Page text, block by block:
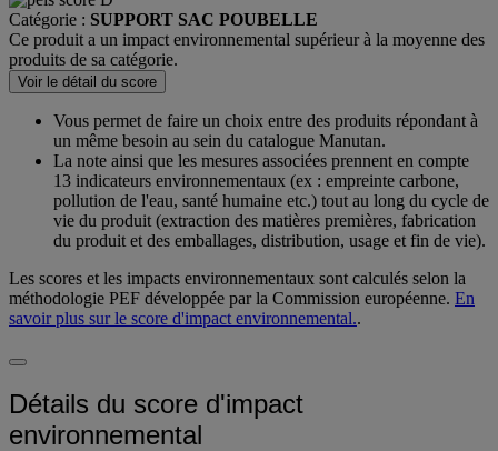
Catégorie : SUPPORT SAC POUBELLE
Ce produit a un impact environnemental supérieur à la moyenne des
produits de sa catégorie.
Voir le détail du score
Vous permet de faire un choix entre des produits répondant à
un même besoin au sein du catalogue Manutan.
La note ainsi que les mesures associées prennent en compte
13 indicateurs environnementaux (ex : empreinte carbone,
pollution de l'eau, santé humaine etc.) tout au long du cycle de
vie du produit (extraction des matières premières, fabrication
du produit et des emballages, distribution, usage et fin de vie).
Les scores et les impacts environnementaux sont calculés selon la
méthodologie PEF développée par la Commission européenne. En
savoir plus sur le score d'impact environnemental..
Détails du score d'impact
environnemental